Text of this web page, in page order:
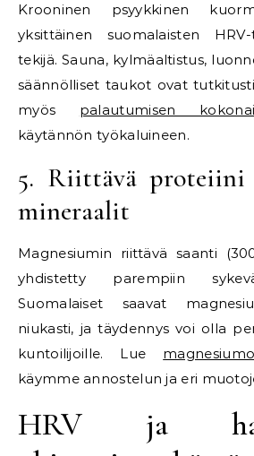
Krooninen psyykkinen
yksittäinen suomalaisten
tekijä. Sauna, kylmäaltistus,
säännölliset taukot ovat
myös palautumisen
käytännön työkaluineen.
5. Riittävä proteiini
mineraalit
Magnesiumin riittävä saanti
yhdistetty parempiin
Suomalaiset saavat
niukasti, ja täydennys voi olla
kuntoilijoille. Lue
käymme annostelun ja eri
HRV ja